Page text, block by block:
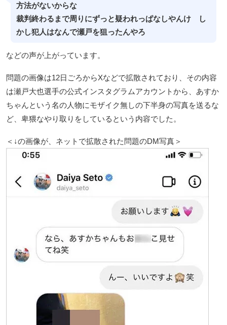
方法がないからな
裁判終わるまで周りにずっと疑われっぱなしやんけ し
かし犯人はなんで瀬戸を狙ったんやろ
などの声が上がっています。
問題の画像は12日ごろからXなどで拡散されており、その内容
は瀬戸大也選手の公式インスタグラムアカウントから、あすか
ちゃんという名の人物にモザイク無しの下半身の写真を送るな
ど、卑猥なやり取りをしているという内容でした。
＜↓の画像が、ネットで拡散された問題のDM写真＞